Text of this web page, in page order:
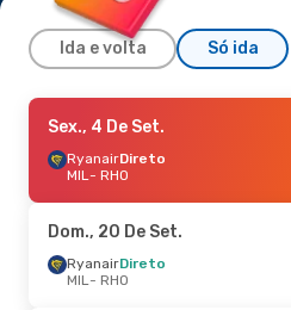
Ida e volta Só ida
Sáb., 3 De Out.
EasyjetDireto
MIL- RHO
RHO- MIL
Seg., 7 De Set.
Sex., 4 De Set.
RyanairDireto
MIL- RHO
Dom., 20 De Set.
RyanairDireto
MIL- RHO